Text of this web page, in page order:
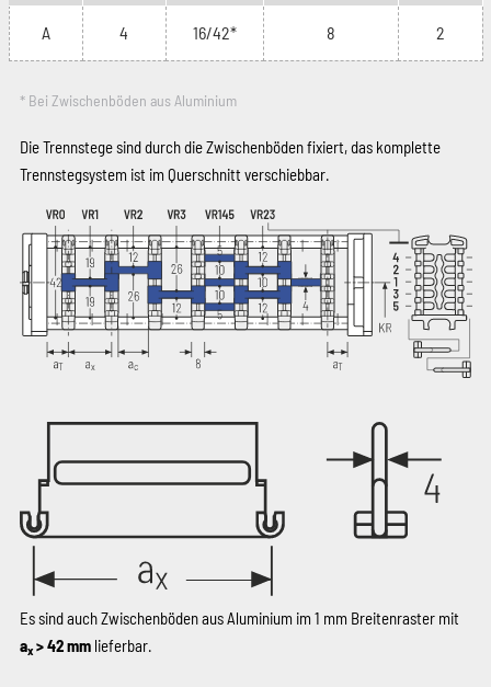
A 4 16/42* 8 2
* Bei Zwischenböden aus Aluminium
Die Trennstege sind durch die Zwischenböden fixiert, das komplette
Trennstegsystem ist im Querschnitt verschiebbar.
Es sind auch Zwischenböden aus Aluminium im 1 mm Breitenraster mit
ax> 42 mmlieferbar.